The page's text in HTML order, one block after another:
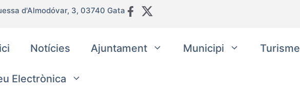
d'Almodóvar, 3, 03740 Gata
Notícies Ajuntament Municipi Turisme
Electrònica